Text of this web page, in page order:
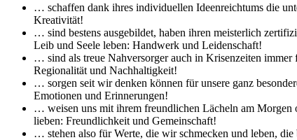
… schaffen dank ihres individuellen Ideenreichtums die
Kreativität!
… sind bestens ausgebildet, haben ihren meisterlich
Leib und Seele leben: Handwerk und Leidenschaft!
… sind als treue Nahversorger auch in Krisenzeiten
Regionalität und Nachhaltigkeit!
… sorgen seit wir denken können für unsere ganz
Emotionen und Erinnerungen!
… weisen uns mit ihrem freundlichen Lächeln am Morgen
lieben: Freundlichkeit und Gemeinschaft!
… stehen also für Werte, die wir schmecken und leben,